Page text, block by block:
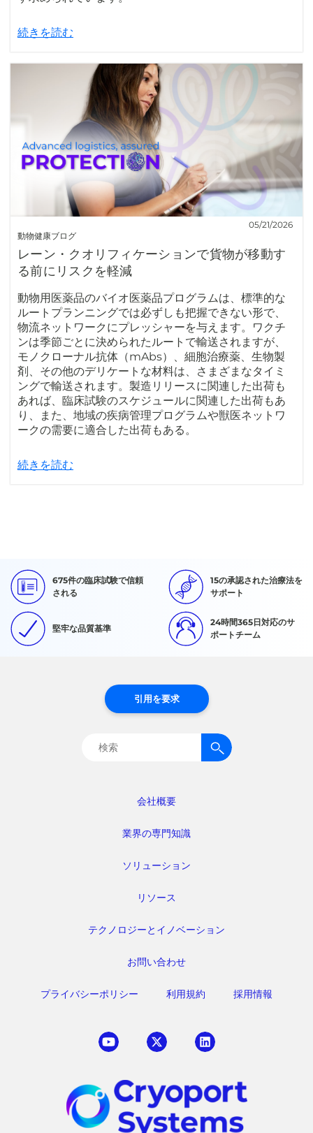
続きを読む
動物健康ブログ
05/21/2026
レーン・クオリフィケーションで貨物が移動す
る前にリスクを軽減
動物用医薬品のバイオ医薬品プログラムは、標準的な
ルートプランニングでは必ずしも把握できない形で、
物流ネットワークにプレッシャーを与えます。ワクチ
ンは季節ごとに決められたルートで輸送されますが、
モノクローナル抗体（mAbs）、細胞治療薬、生物製
剤、その他のデリケートな材料は、さまざまなタイミ
ングで輸送されます。製造リリースに関連した出荷も
あれば、臨床試験のスケジュールに関連した出荷もあ
り、また、地域の疾病管理プログラムや獣医ネットワ
ークの需要に適合した出荷もある。
続きを読む
675件の臨床試験で信頼
される
15の承認された治療法を
サポート
堅牢な品質基準
24時間365日対応のサ
ポートチーム
会社概要
業界の専門知識
ソリューション
リソース
テクノロジーとイノベーション
お問い合わせ
プライバシーポリシー 利用規約 採用情報
引用を要求
検